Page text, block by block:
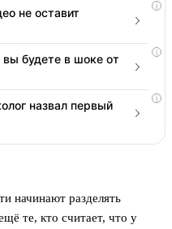
i
не оставит
i
вы будете в шоке от
i
назвал первый
начинают разделять
те, кто считает, что у